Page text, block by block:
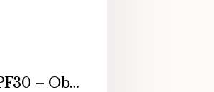
Skinperfect Primer SPF30 – Obojana podloga za make-up